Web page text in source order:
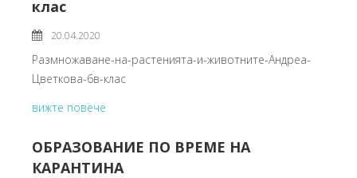
клас
20.04.2020
Размножаване-на-растенията-и-животните-Андреа-
Цветкова-6в-клас
вижте повече
ОБРАЗОВАНИЕ ПО ВРЕМЕ НА
КАРАНТИНА